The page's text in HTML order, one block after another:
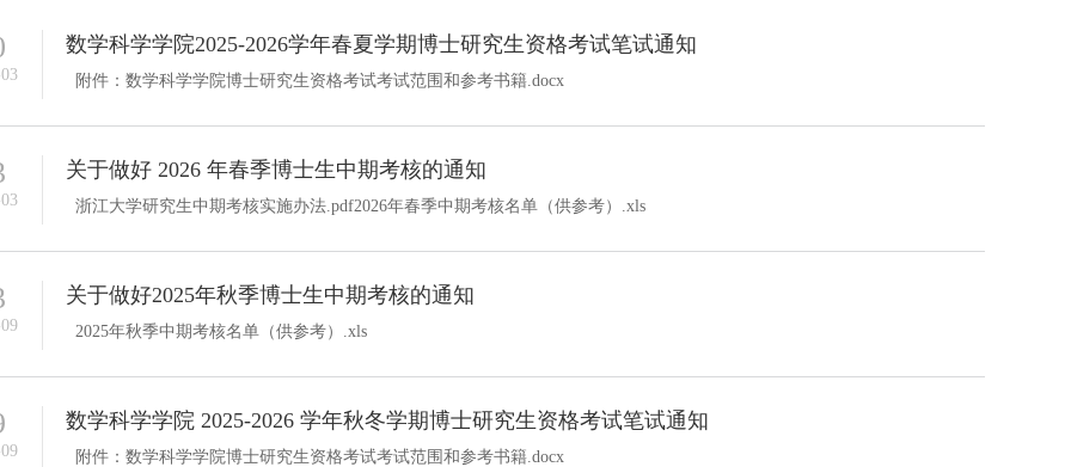
学生文件资料
数学科学学院2025-2026学年春夏学期博士研究生资格考试笔试通知
附件：数学科学学院博士研究生资格考试考试范围和参考书籍.docx
关于做好 2026 年春季博士生中期考核的通知
浙江大学研究生中期考核实施办法.pdf2026年春季中期考核名单（供参考）.xls
关于做好2025年秋季博士生中期考核的通知
2025年秋季中期考核名单（供参考）.xls
数学科学学院 2025-2026 学年秋冬学期博士研究生资格考试笔试通知
附件：数学科学学院博士研究生资格考试考试范围和参考书籍.docx